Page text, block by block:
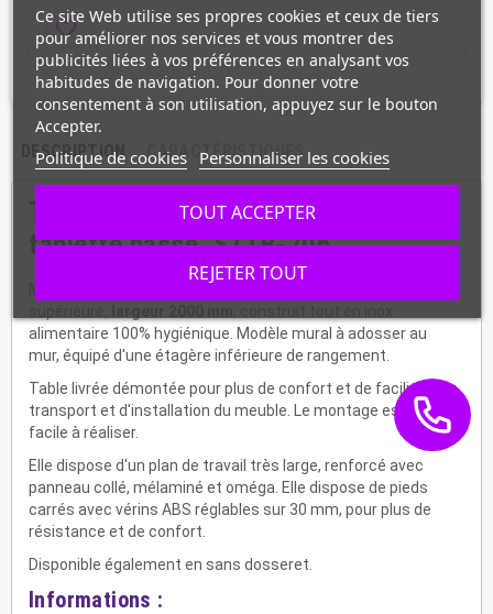
favorite_border
DESCRIPTION CARACTÉRISTIQUES
Table inox avec dosseret et
tablette basse, STTB-206
Meuble professionnel de préparation de qualité
alimentaire 100% hygiénique. Modèle mural à adosser au
mur, équipé d'une étagère inférieure de rangement.
Table livrée démontée pour plus de confort et de facilité de
transport et d'installation du meuble. Le montage est très
facile à réaliser.
Elle dispose d'un plan de travail très large, renforcé avec
panneau collé, mélaminé et oméga. Elle dispose de pieds
carrés avec vérins ABS réglables sur 30 mm, pour plus de
résistance et de confort.
Disponible également en sans dosseret.
Informations :
Ce site Web utilise ses propres cookies et ceux de tiers
pour améliorer nos services et vous montrer des
publicités liées à vos préférences en analysant vos
habitudes de navigation. Pour donner votre
consentement à son utilisation, appuyez sur le bouton
Accepter.
Politique de cookies Personnaliser les cookies
REJETER TOUT
TOUT ACCEPTER